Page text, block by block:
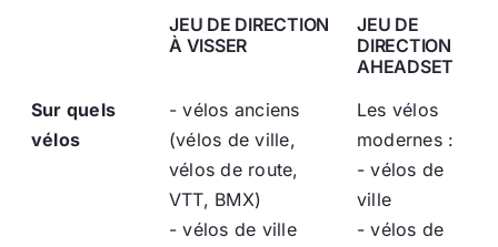
JEU DE DIRECTION
À VISSER
JEU DE
DIRECTION
AHEADSET
Sur quels
vélos
- vélos anciens
(vélos de ville,
vélos de route,
VTT, BMX)
- vélos de ville
Les vélos
modernes :
- vélos de
ville
- vélos de